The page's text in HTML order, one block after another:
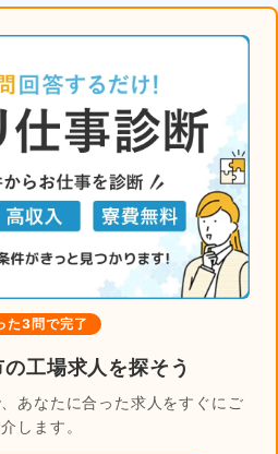
た3問で完了
工場求人を探そう
あなたに合った求人をすぐにご
します。